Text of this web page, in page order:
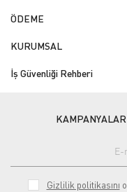
ÖDEME
KURUMSAL
İş Güvenliği Rehberi
Gizlilik politikasını